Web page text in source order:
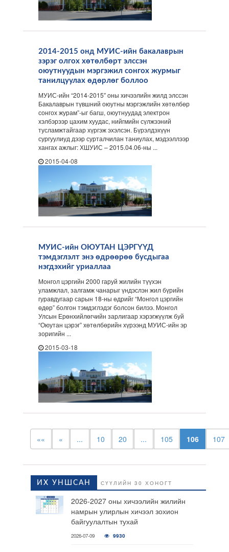
2014-2015 онд МУИС-ийн бакалаврын
зэрэг олгох хөтөлбөрт элссэн
оюутнуудын мэргэжил сонгох журмыг
танилцуулах өдөрлөг боллоо
МУИС-ийн “2014-2015″ оны хичээлийн жилд элссэн
Бакалаврын түвшний оюутны мэргэжлийн хөтөлбөр
сонгох журам”-ыг багш, оюутнуудад электрон
хэлбэрээр цахим хуудас, нийгмийн сүлжээний
тусламжтайгаар хүргэж эхэлсэн. Бүрэлдэхүүн
сургуулиуд дээр сурталчилан таниулах, мэдээллээр
хангах ажлыг: ХШУИС – 2015.04.06-ны ...
2015-04-08
МУИС-ийн ОЮУТАН ЦЭРГҮҮД
тэмдэглэлт энэ өдрөөрөө бусдыгаа
нэгдэхийг уриаллаа
Монгол цэргийн 2000 гаруй жилийн түүхэн
уламжлал, залгамж чанарыг үндэслэн жил бүрийн
гуравдугаар сарын 18-ны өдрийг “Монгол цэргийн
өдөр” болгон тэмдэглэдэг болсон билээ. Монгол
Улсын Ерөнхийлөгчийн зарлигаар хэрэгжүүлж буй
“Оюутан цэрэг” хөтөлбөрийн хүрээнд МУИС-ийн эр
зоригийн ...
2015-03-18
«« « ... 10 20 ... 105 106 107
ИХ УНШСАН СҮҮЛИЙН 30 ХОНОГТ
2026-2027 оны хичээлийн жилийн
намрын улирлын хичээл зохион
байгуулалтын тухай
2026-07-09 9930